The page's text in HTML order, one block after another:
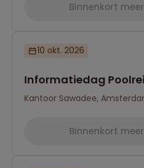
Binnenkort
10 okt. 2026
Informatiedag
Kantoor Sawadee,
Binnenkort